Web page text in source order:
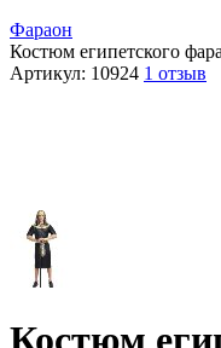
Фараон
Костюм египетского
Артикул: 10924 1 отзыв